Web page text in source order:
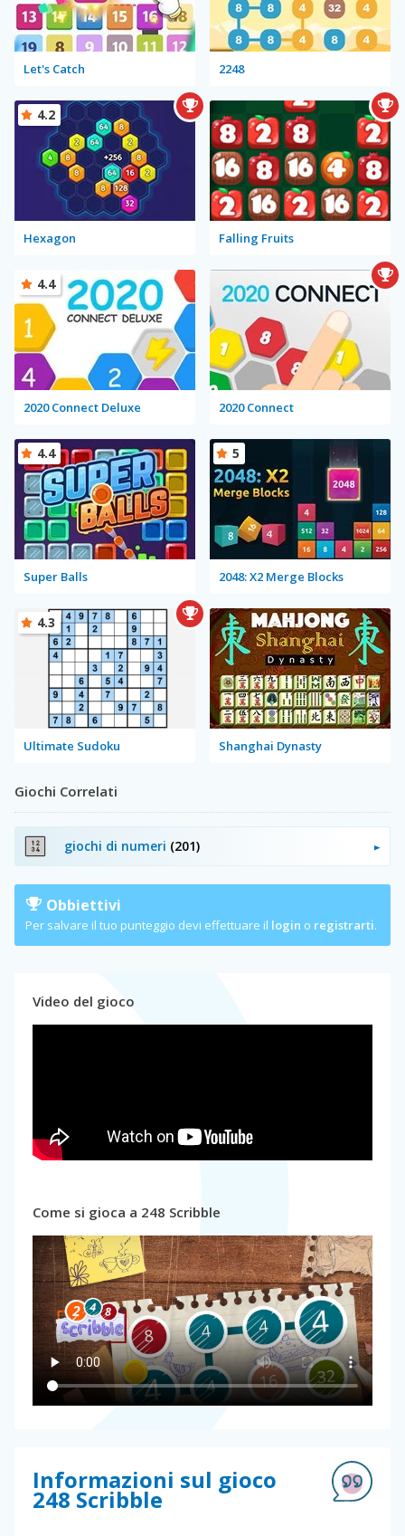
Let's Catch 2248
Hexagon
4.2
Falling Fruits
2020 Connect Deluxe
4.4
2020 Connect
Super Balls
4.4
2048: X2 Merge Blocks
5
Ultimate Sudoku
4.3
Shanghai Dynasty
Giochi Correlati
giochi di numeri (201)
Obbiettivi
Per salvare il tuo punteggio devi effettuare il login o registrarti.
Video del gioco
Come si gioca a 248 Scribble
Informazioni sul gioco
248 Scribble